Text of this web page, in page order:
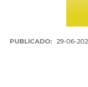
PUBLICADO: 29-06-